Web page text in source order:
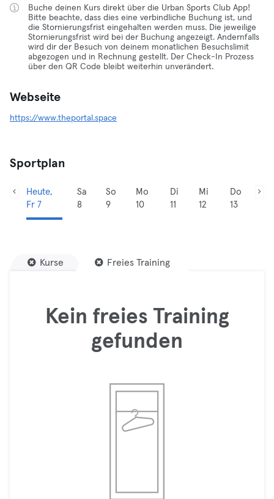
Buche deinen Kurs direkt über die Urban Sports Club App!
Bitte beachte, dass dies eine verbindliche Buchung ist, und
die Stornierungsfrist eingehalten werden muss. Die jeweilige
Stornierungsfrist wird bei der Buchung angezeigt. Andernfalls
wird dir der Besuch von deinem monatlichen Besuchslimit
abgezogen und in Rechnung gestellt. Der Check-In Prozess
über den QR Code bleibt weiterhin unverändert.
Webseite
https://www.theportal.space
Sportplan
Heute,
Fr 7
Sa
8
So
9
Mo
10
Di
11
Mi
12
Do
13
Kurse Freies Training
Kein freies Training
gefunden